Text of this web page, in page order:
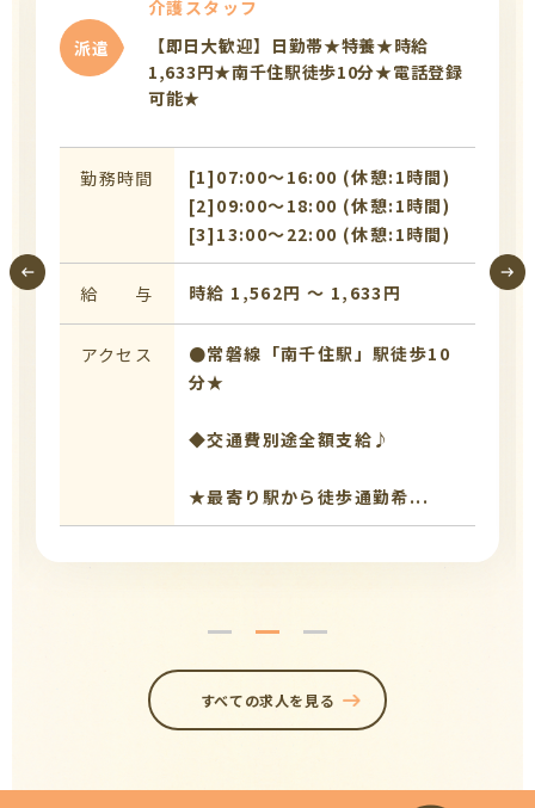
派遣
介護スタッフ
【即日大歓迎】日勤帯★特養★時給
1,633円★南千住駅徒歩10分★電話登録
可能★
勤務時間
[1]07:00〜16:00 (休憩:1時間)
[2]09:00〜18:00 (休憩:1時間)
[3]13:00〜22:00 (休憩:1時間)
給 与 時給 1,562円 〜 1,633円
アクセス
●常磐線「南千住駅」駅徒歩10
分★
◆交通費別途全額支給♪
★最寄り駅から徒歩通勤希...
すべての求人を見る